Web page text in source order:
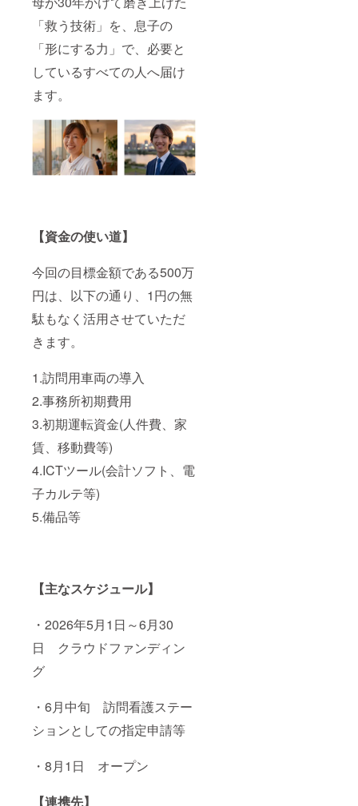
「救う技術」を、息子の
「形にする力」で、必要と
しているすべての人へ届け
ます。
【資金の使い道】
今回の目標金額である500万
円は、以下の通り、1円の無
駄もなく活用させていただ
きます。
1.訪問用車両の導入
2.事務所初期費用
3.初期運転資金(人件費、家
賃、移動費等)
4.ICTツール(会計ソフト、電
子カルテ等)
5.備品等
【主なスケジュール】
・2026年5月1日～6月30
日 クラウドファンディン
グ
・6月中旬 訪問看護ステー
ションとしての指定申請等
・8月1日 オープン
【連携先】